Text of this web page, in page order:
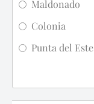
Maldonado
Colonia
Punta del Este